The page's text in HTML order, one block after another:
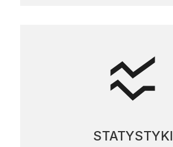
STATYSTYKI